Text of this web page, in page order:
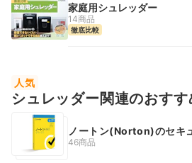
家庭用シュレッダー
14商品
徹底比較
人気
シュレッダー関連のおす
ノートン(Norton)のセキ
46商品